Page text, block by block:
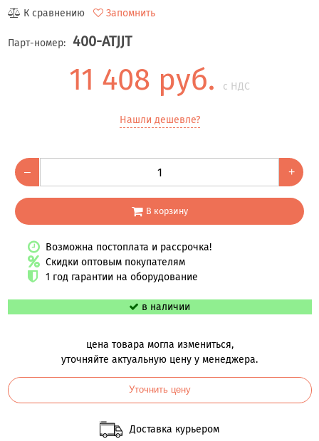
К сравнению Запомнить
Парт-номер: 400-ATJJT
11 408 руб. с НДС
Нашли дешевле?
– +
В корзину
Возможна постоплата и рассрочка!
Скидки оптовым покупателям
1 год гарантии на оборудование
в наличии
цена товара могла измениться,
уточняйте актуальную цену у менеджера.
Уточнить цену
Доставка курьером